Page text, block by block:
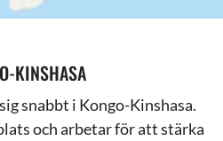
KINSHASA
snabbt i Kongo-Kinshasa.
och arbetar för att stärka